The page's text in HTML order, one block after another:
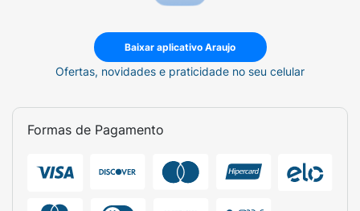
de atividade do seu gato.
Divida a porção diária em duas ou mais
refeições para manter o metabolismo
ativo.
Se estiver introduzindo Friskies pela
primeira vez, faça a transição gradual
a 10 dias.
Lembre-se: gatos amam água fresca!
Baixar aplicativo Araujo
Ofertas, novidades e praticidade no seu celular
Formas de Pagamento